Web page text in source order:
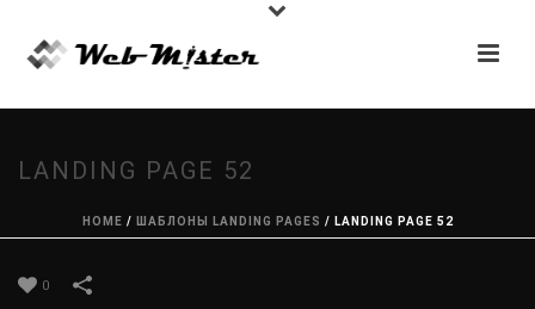
LANDING PAGE 52
HOME / ШАБЛОНЫ LANDING PAGES / LANDING PAGE 52
0